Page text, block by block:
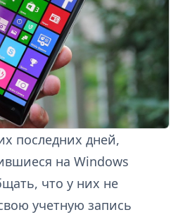
последних дней,
на Windows
что у них не
учетную запись